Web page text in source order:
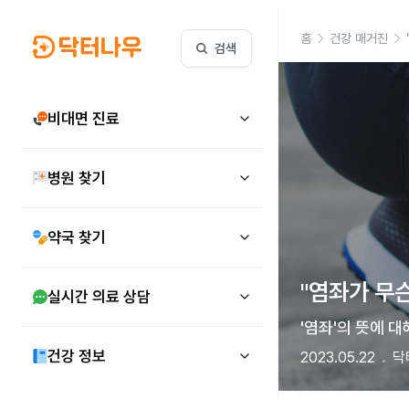
검색
비대면 진료
병원 찾기
약국 찾기
실시간 의료 상담
건강 정보
홈 건강 매거진
"염좌가 무
'염좌'의 뜻에 대
2023.05.22